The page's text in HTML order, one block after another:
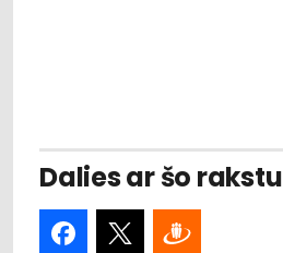
Dalies ar šo rakstu